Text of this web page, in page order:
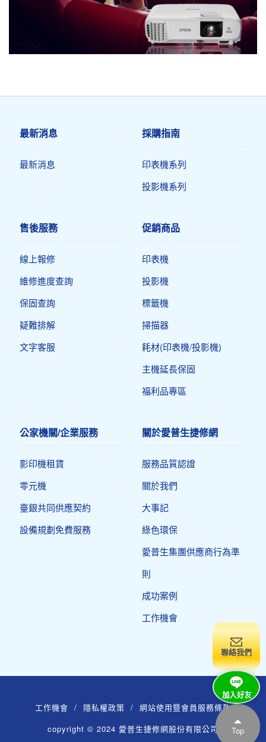
聯絡我們
Top
最新消息
最新消息
採購指南
印表機系列
投影機系列
售後服務
線上報修
維修進度查詢
保固查詢
疑難排解
文字客服
促銷商品
印表機​
投影機
標籤機
掃描器
耗材(印表機/投影機)
主機延長保固
福利品專區
公家機關/企業服務
影印機租賃
零元機
臺銀共同供應契約
設備規劃免費服務
關於愛普生捷修網
服務品質認證
關於我們
大事記
綠色環保
愛普生集團供應商行為準
則
成功案例
工作機會
工作機會 / 隱私權政策 / 網站使用暨會員服務條款
copyright © 2024 愛普生捷修網股份有限公司